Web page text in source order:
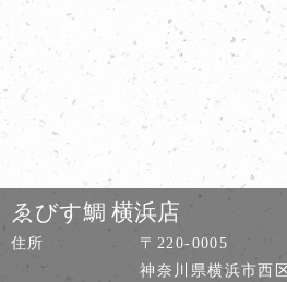
ゑびす鯛 横浜店
住所
〒220-0005
神奈川県横浜市西